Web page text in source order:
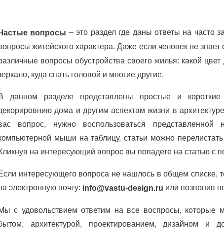
вопросы – это раздел где даны ответы на часто
житейского характера. Даже если человек не знает
вопросы обустройства своего жилья: какой
куда спать головой и многие другие.
данном разделе представлены простые и
дома и другим аспектам жизни в
вопрос, нужно воспользоваться
мыши на таблицу, статьи можно
на интересующий вопрос вы попадете на статью с
интересующего вопроса не нашлось в общем списке,
электронную почту: info@vastu-design.ru или позвонив
с удовольствием ответим на все воспросы, которые
архитектурой, проектированием, дизайном